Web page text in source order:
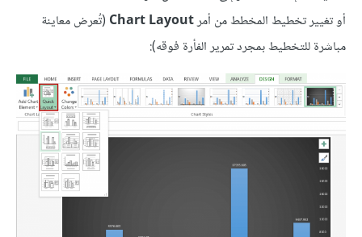
أو تغيير تخطيط المخطط من أمرChart Layout
(تُعرض معاينة
مباشرة للتخطيط بمجرد تمرير الفأرة فوقه):